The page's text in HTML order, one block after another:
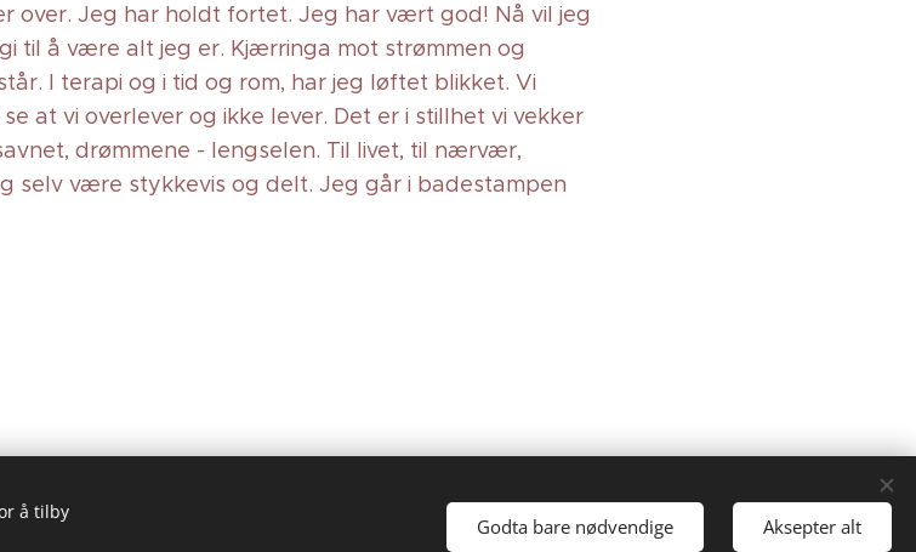
over. Jeg har holdt fortet. Jeg har vært god! Nå vil jeg
til å være alt jeg er. Kjærringa mot strømmen og
I terapi og i tid og rom, har jeg løftet blikket. Vi
at vi overlever og ikke lever. Det er i stillhet vi vekker
drømmene - lengselen. Til livet, til nærvær,
selv være stykkevis og delt. Jeg går i badestampen
Galaasen org. 935 419 344
å tilby
Godta bare nødvendige Aksepter alt